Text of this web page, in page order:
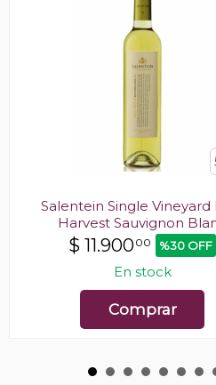
Salentein Single Vineyard
Harvest Sauvignon
$ 11.90000 %30 OFF
En stock
Comprar